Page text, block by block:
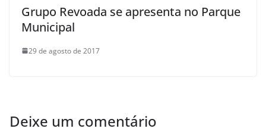
Grupo Revoada se apresenta no Parque
Municipal
29 de agosto de 2017
Deixe um comentário